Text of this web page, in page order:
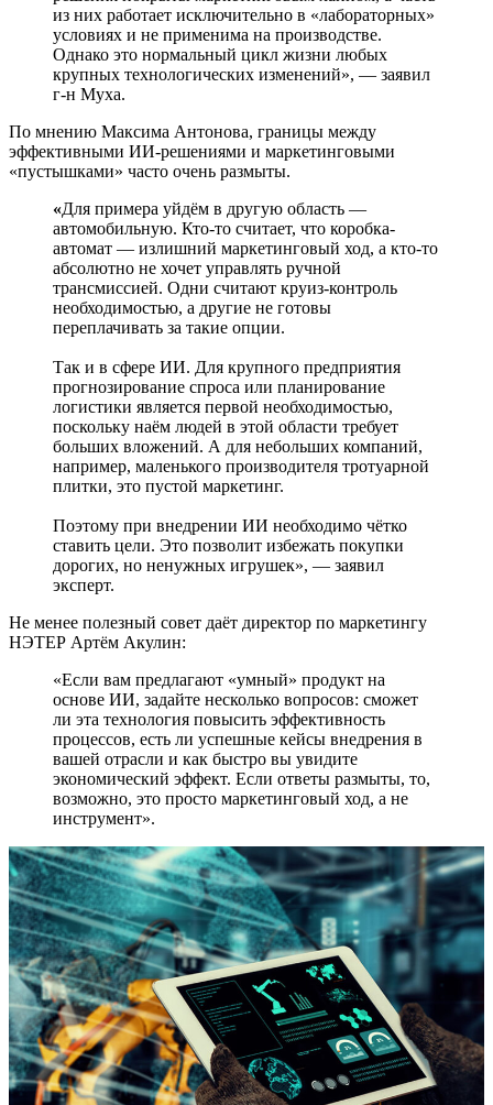
из них работает исключительно в «лабораторных»
условиях и не применима на производстве.
Однако это нормальный цикл жизни любых
крупных технологических изменений», — заявил
г-н Муха.
По мнению Максима Антонова, границы между
эффективными ИИ-решениями и маркетинговыми
«пустышками» часто очень размыты.
«Для примера уйдём в другую область —
автомобильную. Кто-то считает, что коробка-
автомат — излишний маркетинговый ход, а кто-то
абсолютно не хочет управлять ручной
трансмиссией. Одни считают круиз-контроль
необходимостью, а другие не готовы
переплачивать за такие опции.
Так и в сфере ИИ. Для крупного предприятия
прогнозирование спроса или планирование
логистики является первой необходимостью,
поскольку наём людей в этой области требует
больших вложений. А для небольших компаний,
например, маленького производителя тротуарной
плитки, это пустой маркетинг.
Поэтому при внедрении ИИ необходимо чётко
ставить цели. Это позволит избежать покупки
дорогих, но ненужных игрушек», — заявил
эксперт.
Не менее полезный совет даёт директор по маркетингу
НЭТЕР Артём Акулин:
«Если вам предлагают «умный» продукт на
основе ИИ, задайте несколько вопросов: сможет
ли эта технология повысить эффективность
процессов, есть ли успешные кейсы внедрения в
вашей отрасли и как быстро вы увидите
экономический эффект. Если ответы размыты, то,
возможно, это просто маркетинговый ход, а не
инструмент».